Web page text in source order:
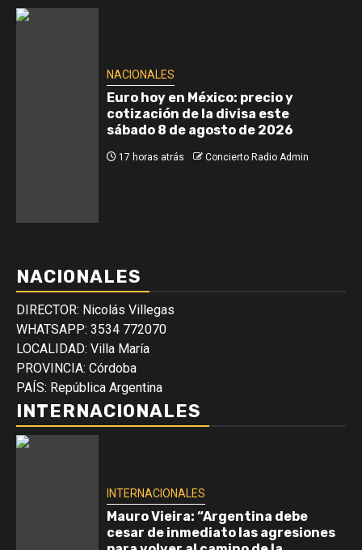
NACIONALES
Euro hoy en México: precio y
cotización de la divisa este
sábado 8 de agosto de 2026
17 horas atrás Concierto Radio Admin
NACIONALES
DIRECTOR: Nicolás Villegas
WHATSAPP: 3534 772070
LOCALIDAD: Villa María
PROVINCIA: Córdoba
PAÍS: República Argentina
INTERNACIONALES
INTERNACIONALES
Mauro Vieira: “Argentina debe
cesar de inmediato las agresiones